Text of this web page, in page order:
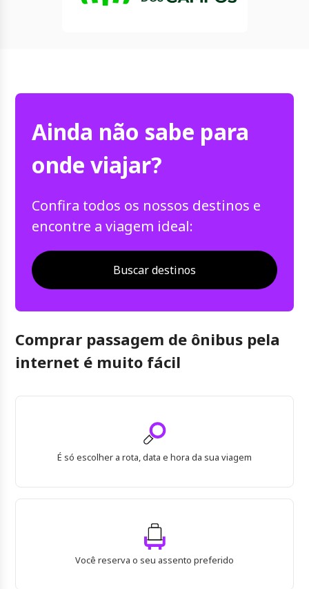
Ainda não sabe para
onde viajar?
Confira todos os nossos destinos e
encontre a viagem ideal:
Buscar destinos
Comprar passagem de ônibus pela
internet é muito fácil
É só escolher a rota, data e hora da sua viagem
Você reserva o seu assento preferido